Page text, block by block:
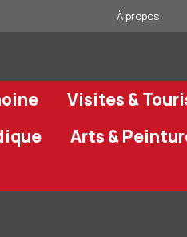
À propos
Visites &
Arts &